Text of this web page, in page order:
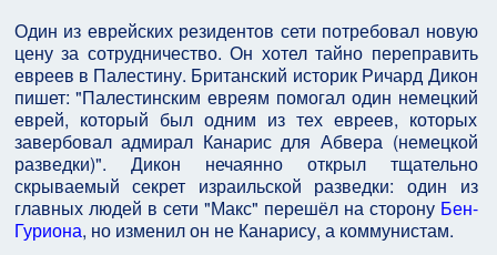
Один из еврейских резидентов сети потребовал новую
цену за сотрудничество. Он хотел тайно переправить
евреев в Палестину. Британский историк Ричард Дикон
пишет: "Палестинским евреям помогал один немецкий
еврей, который был одним из тех евреев, которых
завербовал адмирал Канарис для Абвера (немецкой
разведки)". Дикон нечаянно открыл тщательно
скрываемый секрет израильской разведки: один из
главных людей в сети "Макс" перешёл на сторону Бен-
Гуриона, но изменил он не Канарису, а коммунистам.